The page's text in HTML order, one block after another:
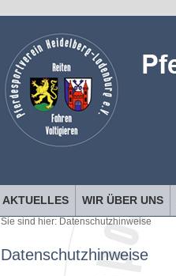
AKTUELLES WIR ÜBER UNS
Sie sind hier: Datenschutzhinweise
Datenschutzhinweise